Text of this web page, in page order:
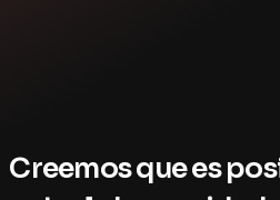
Creemos que es